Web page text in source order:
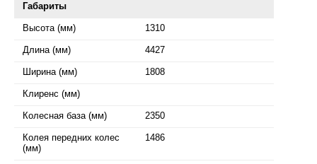
Габариты
Высота (мм) 1310
Длина (мм) 4427
Ширина (мм) 1808
Клиренс (мм)
Колесная база (мм) 2350
Колея передних колес
(мм)
1486